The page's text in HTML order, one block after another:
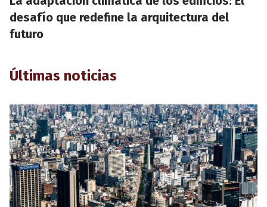
desafío que redefine la arquitectura del
futuro
Últimas noticias